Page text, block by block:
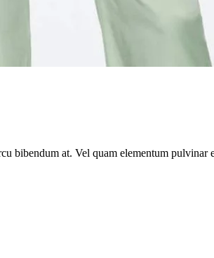
bibendum at. Vel quam elementum